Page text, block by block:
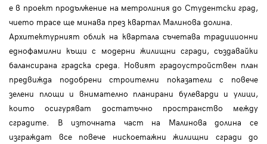
е в проект продължение на метролиния до Студентски град,
чието трасе ще минава през квартал Малинова долина.
Архитектурният облик на квартала съчетава традиционни
еднофамилни къщи с модерни жилищни сгради, създавайки
балансирана градска среда. Новият градоустройствен план
предвижда подобрени строителни показатели с повече
зелени площи и внимателно планирани булеварди и улици,
които осигуряват достатъчно пространство между
сградите. В източната част на Малинова долина се
изграждат все повече нискоетажни жилищни сгради до